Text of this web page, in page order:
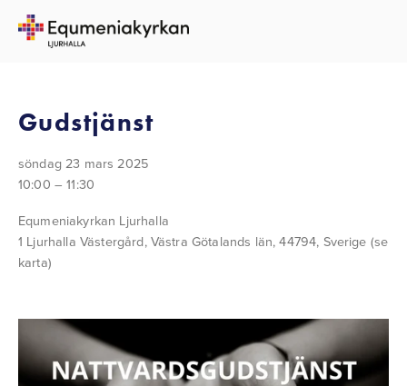
TILLBAKA TILL ALLA EVENEMANG
Gudstjänst
söndag 23 mars 2025
10:00
11:30
Equmeniakyrkan Ljurhalla
1 Ljurhalla Västergård Västra Götalands län, 44794 Sverige (se
karta)